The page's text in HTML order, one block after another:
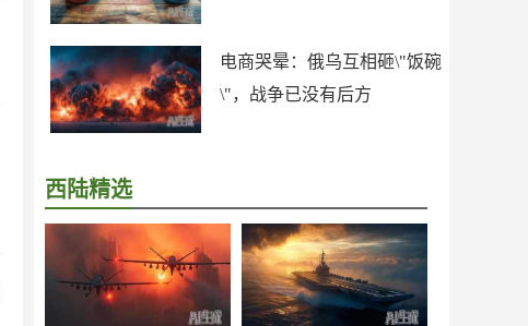
电商哭晕：俄乌互相砸\"饭碗
\"，战争已没有后方
西陆精选